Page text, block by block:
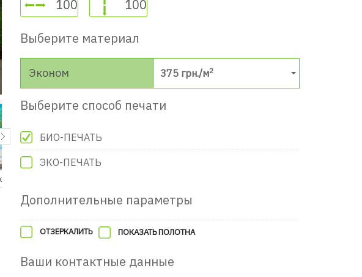
Выберите материал
Эконом 375 грн./м2
Выберите способ печати
БИО-ПЕЧАТЬ
ЭКО-ПЕЧАТЬ
Дополнительные параметры
ОТЗЕРКАЛИТЬ ПОКАЗАТЬ ПОЛОТНА
Ваши контактные данные